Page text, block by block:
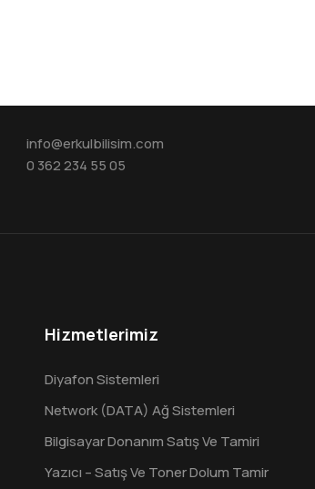
info@erkulbilisim.com
0 362 234 55 05
Hizmetlerimiz
Diyafon Sistemleri
Network (DATA) Ağ Sistemleri
Bilgisayar Donanım Satış Ve Tamiri
Yazıcı – Satış Ve Toner Dolum Tamir